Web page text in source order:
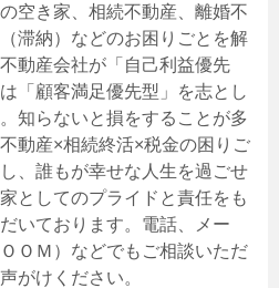
空き家、相続不動産、離婚不
滞納）などのお困りごとを解
動産会社が「自己利益優先
「顧客満足優先型」を志とし
知らないと損をすることが多
動産×相続終活×税金の困りご
、誰もが幸せな人生を過ごせ
としてのプライドと責任をも
いております。電話、メー
ＯＭ）などでもご相談いただ
がけください。